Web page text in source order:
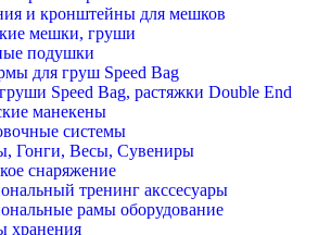
и кронштейны для мешков
мешки, груши
подушки
для груш Speed Bag
Speed Bag, растяжки Double End
манекены
системы
Гонги, Весы, Сувениры
снаряжение
тренинг акссесуары
рамы оборудование
хранения